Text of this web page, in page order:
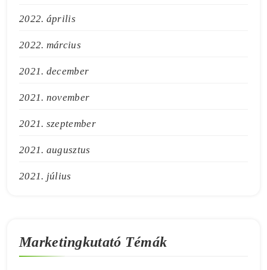
2022. április
2022. március
2021. december
2021. november
2021. szeptember
2021. augusztus
2021. július
Marketingkutató Témák